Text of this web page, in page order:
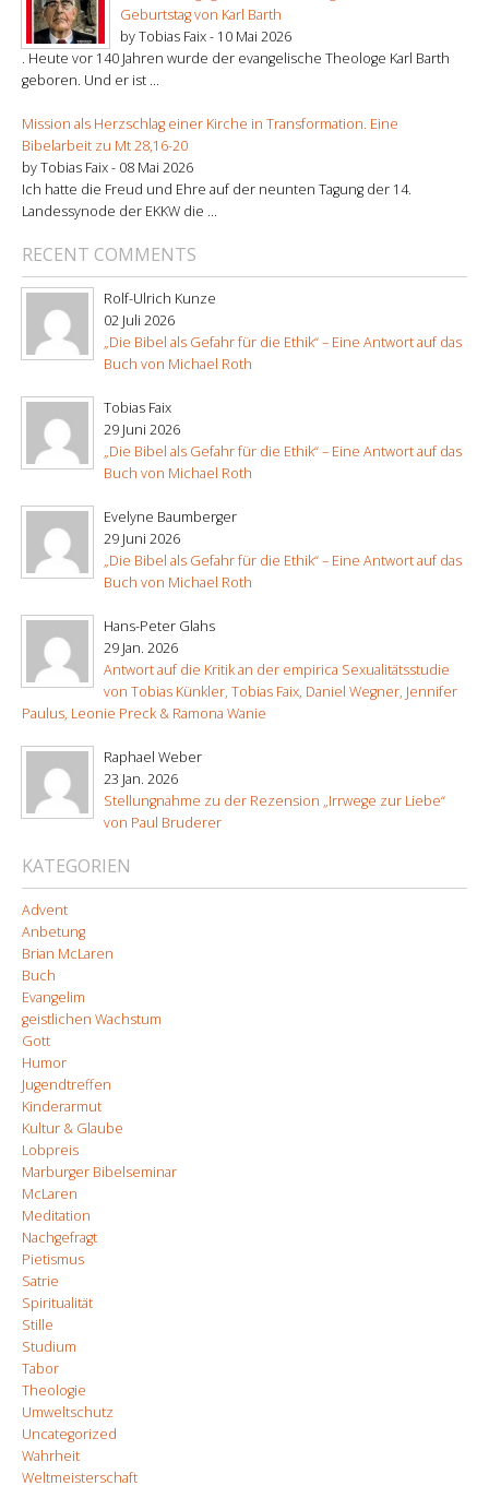
Geburtstag von Karl Barth
by Tobias Faix - 10 Mai 2026
. Heute vor 140 Jahren wurde der evangelische Theologe Karl Barth
geboren. Und er ist ...
Mission als Herzschlag einer Kirche in Transformation. Eine
Bibelarbeit zu Mt 28,16-20
by Tobias Faix - 08 Mai 2026
Ich hatte die Freud und Ehre auf der neunten Tagung der 14.
Landessynode der EKKW die ...
RECENT COMMENTS
Rolf-Ulrich Kunze
02 Juli 2026
„Die Bibel als Gefahr für die Ethik“ – Eine Antwort auf das
Buch von Michael Roth
Tobias Faix
29 Juni 2026
„Die Bibel als Gefahr für die Ethik“ – Eine Antwort auf das
Buch von Michael Roth
Evelyne Baumberger
29 Juni 2026
„Die Bibel als Gefahr für die Ethik“ – Eine Antwort auf das
Buch von Michael Roth
Hans-Peter Glahs
29 Jan. 2026
Antwort auf die Kritik an der empirica Sexualitätsstudie
von Tobias Künkler, Tobias Faix, Daniel Wegner, Jennifer
Paulus, Leonie Preck & Ramona Wanie
Raphael Weber
23 Jan. 2026
Stellungnahme zu der Rezension „Irrwege zur Liebe“
von Paul Bruderer
KATEGORIEN
Advent
Anbetung
Brian McLaren
Buch
Evangelim
geistlichen Wachstum
Gott
Humor
Jugendtreffen
Kinderarmut
Kultur & Glaube
Lobpreis
Marburger Bibelseminar
McLaren
Meditation
Nachgefragt
Pietismus
Satrie
Spiritualität
Stille
Studium
Tabor
Theologie
Umweltschutz
Uncategorized
Wahrheit
Weltmeisterschaft